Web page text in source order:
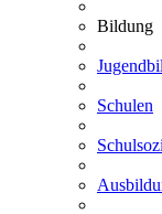
Bildung
Schulen